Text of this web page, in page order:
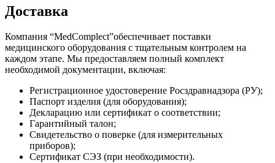
Доставка
Компания “MedComplect”обеспечивает поставки
медицинского оборудования с тщательным контролем на
каждом этапе. Мы предоставляем полный комплект
необходимой документации, включая:
Регистрационное удостоверение Росздравнадзора (РУ);
Паспорт изделия (для оборудования);
Декларацию или сертификат о соответствии;
Гарантийный талон;
Свидетельство о поверке (для измерительных
приборов);
Сертификат СЭЗ (при необходимости).